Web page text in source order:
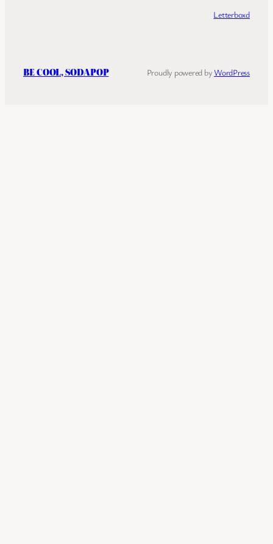
Letterboxd
BE COOL, SODAPOP Proudly powered byWordPress